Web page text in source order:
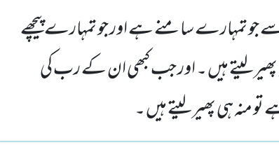
جو تمہارے سامنے ہے اور جو تمہارے پیچھے
پھیر لیتے ہیں ۔ اور جب کبھی ان کے رب کی
منہ ہی پھیر لیتے ہیں ۔